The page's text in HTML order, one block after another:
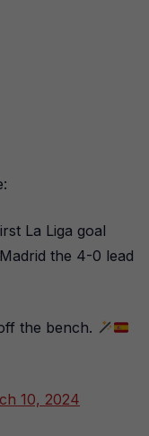
La Liga goal
the 4-0 lead
the bench.
10, 2024